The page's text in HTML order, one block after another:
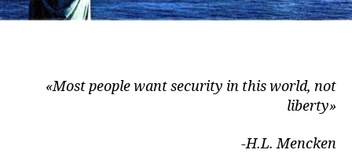
«Most people want security in this world, not
liberty»
-H.L. Mencken